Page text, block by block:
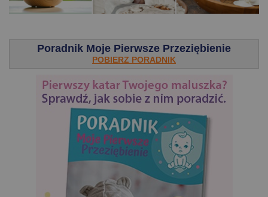
Poradnik Moje Pierwsze Przeziębienie
POBIERZ PORADNIK